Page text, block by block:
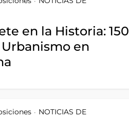
en la Historia: 150
en
• NOTICIAS DE